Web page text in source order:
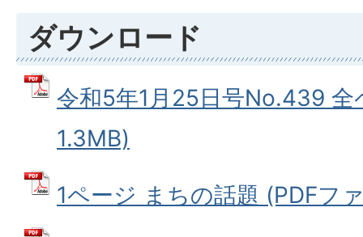
ダウンロード
令和5年1月25日号No.439
1.3MB)
1ページ まちの話題 (PDFフ